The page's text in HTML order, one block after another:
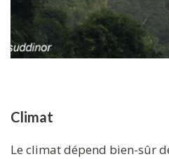
Climat
Le climat dépend bien-sûr